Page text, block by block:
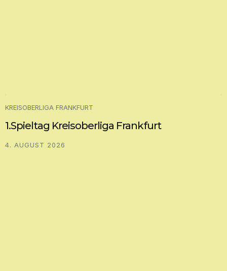
KREISOBERLIGA FRANKFURT
1.Spieltag Kreisoberliga Frankfurt
4. AUGUST 2026